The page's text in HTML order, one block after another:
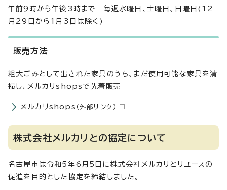
午前9時から午後3時まで 毎週水曜日、土曜日、日曜日(12
月29日から1月3日は除く)
販売方法
粗大ごみとして出された家具のうち、まだ使用可能な家具を清
掃し、メルカリshopsで先着販売
メルカリshops （外部リンク）
株式会社メルカリとの協定について
名古屋市は令和5年6月5日に株式会社メルカリとリユースの
促進を目的とした協定を締結しました。